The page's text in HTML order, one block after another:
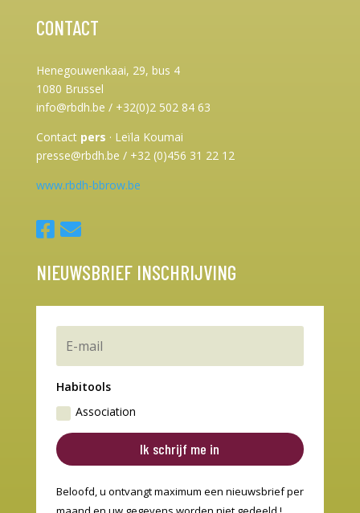
CONTACT
Henegouwenkaai, 29, bus 4
1080 Brussel
info@rbdh.be / +32(0)2 502 84 63
Contact pers · Leïla Koumai
presse@rbdh.be / +32 (0)456 31 22 12
www.rbdh-bbrow.be
NIEUWSBRIEF INSCHRIJVING
Habitools
Association
Ik schrijf me in
Beloofd, u ontvangt maximum een nieuwsbrief per